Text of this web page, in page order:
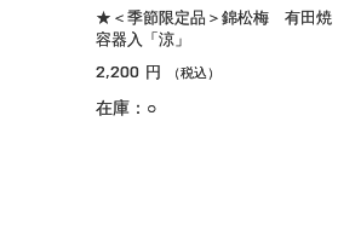
★＜季節限定品＞錦松梅 有田焼
容器入「涼」
2,200 円 （税込）
在庫：○